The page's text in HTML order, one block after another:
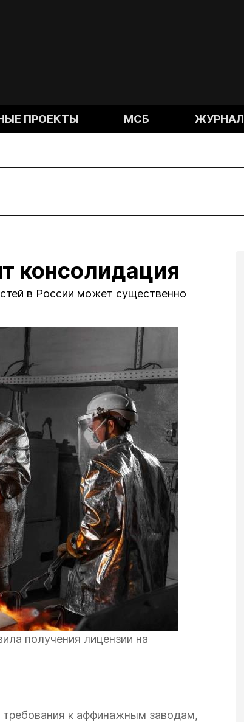
ПРОЕКТЫ МСБ ЖУРНАЛ
консолидация
в России может существенно
получения лицензии на
к аффинажным заводам,